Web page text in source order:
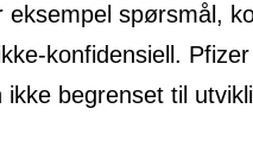
spørsmål,
konfidensiell.
begrenset til